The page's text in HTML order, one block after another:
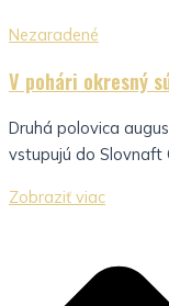
Nezaradené
V pohári okresný
Druhá polovica
vstupujú do Slovnaft
Zobraziť viac